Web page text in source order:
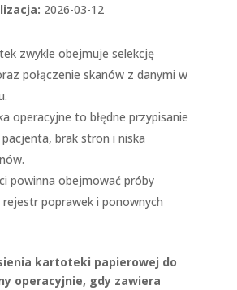
2026-03-12
zwykle obejmuje selekcję
połączenie skanów z danymi w
operacyjne to błędne przypisanie
brak stron i niska
powinna obejmować próby
poprawek i ponownych
kartoteki papierowej do
operacyjnie, gdy zawiera